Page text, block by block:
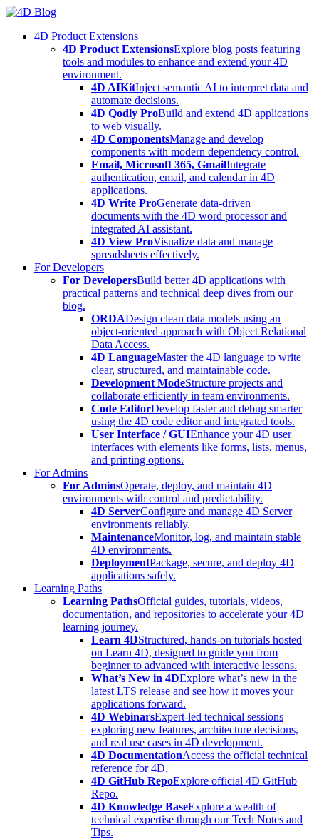
Skip
content4D Product Extensions
4D Product ExtensionsExplore blog posts featuring
tools and modules to enhance and extend your 4D
environment.
4D AIKitInject semantic AI to interpret data and
automate decisions.
4D Qodly ProBuild and extend 4D applications
to web visually.
4D ComponentsManage and develop
components with modern dependency control.
Email, Microsoft 365, GmailIntegrate
authentication, email, and calendar in 4D
applications.
4D Write ProGenerate data-driven
documents with the 4D word processor and
integrated AI assistant.
4D View ProVisualize data and manage
spreadsheets effectively.
For Developers
For DevelopersBuild better 4D applications with
practical patterns and technical deep dives from our
blog.
ORDADesign clean data models using an
object-oriented approach with Object Relational
Data Access.
4D LanguageMaster the 4D language to write
clear, structured, and maintainable code.
Development ModeStructure projects and
collaborate efficiently in team environments.
Code EditorDevelop faster and debug smarter
using the 4D code editor and integrated tools.
User Interface / GUIEnhance your 4D user
interfaces with elements like forms, lists, menus,
and printing options.
For Admins
For AdminsOperate, deploy, and maintain 4D
environments with control and predictability.
4D ServerConfigure and manage 4D Server
environments reliably.
MaintenanceMonitor, log, and maintain stable
4D environments.
DeploymentPackage, secure, and deploy 4D
applications safely.
Learning Paths
Learning PathsOfficial guides, tutorials, videos,
documentation, and repositories to accelerate your 4D
learning journey.
Learn 4DStructured, hands-on tutorials hosted
on Learn 4D, designed to guide you from
beginner to advanced with interactive lessons.
What’s New in 4DExplore what’s new in the
latest LTS release and see how it moves your
applications forward.
4D WebinarsExpert-led technical sessions
exploring new features, architecture decisions,
and real use cases in 4D development.
4D DocumentationAccess the official technical
reference for 4D.
4D GitHub RepoExplore official 4D GitHub
Repo.
4D Knowledge BaseExplore a wealth of
technical expertise through our Tech Notes and
Tips.